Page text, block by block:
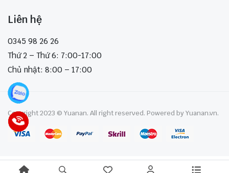
Liên hệ
0345 98 26 26
Thứ 2 – Thứ 6: 7:00-17:00
Chủ nhật: 8:00 – 17:00
Copyright 2023 © Yuanan. All right reserved. Powered by Yuanan.vn.